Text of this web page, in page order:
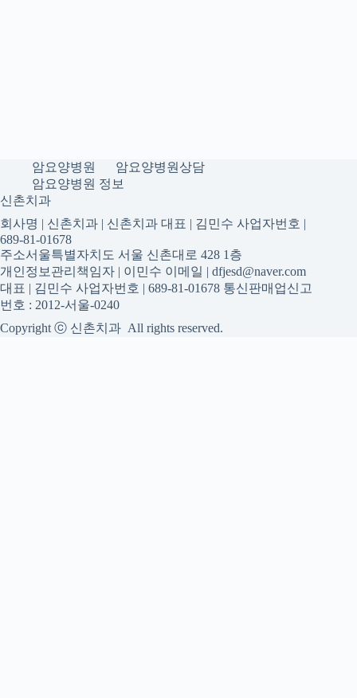
암요양병원
암요양병원상담
암요양병원 정보
신촌치과
회사명 | 신촌치과 | 신촌치과 대표 | 김민수 사업자번호 |
689-81-01678
주소서울특별자치도 서울 신촌대로 428 1층
개인정보관리책임자 | 이민수 이메일 | dfjesd@naver.com
대표 | 김민수 사업자번호 | 689-81-01678 통신판매업신고
번호 : 2012-서울-0240
Copyright ⓒ 신촌치과 All rights reserved.